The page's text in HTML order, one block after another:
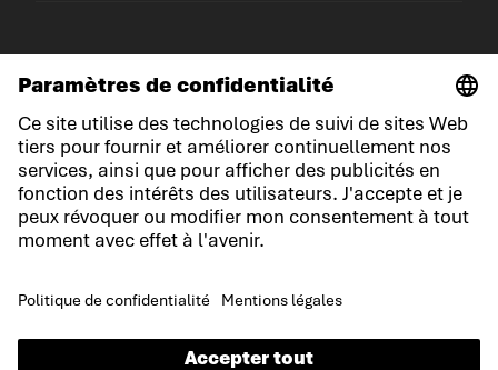
© LOWA Sportschuhe GmbH
Mentions légales
Politique de confidentialité
Cookies
Conditions du jeu-concours
Déclaration d'accessibilité